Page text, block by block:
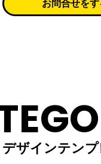
お問合せをす
ザインテン